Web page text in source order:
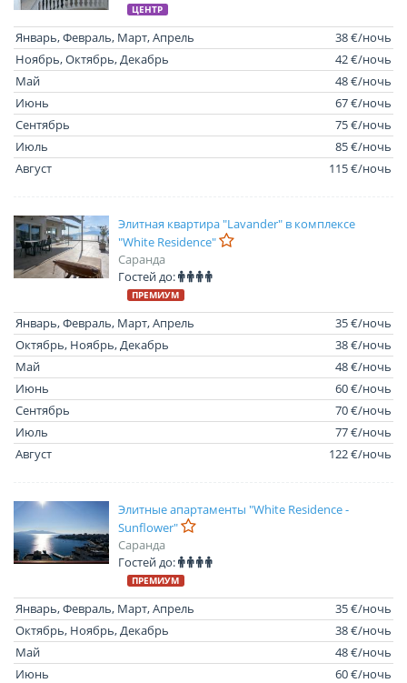
ЦЕНТР
Январь, Февраль, Март, Апрель
38 €/ночь
Ноябрь, Октябрь, Декабрь
42 €/ночь
Май
48 €/ночь
Июнь
67 €/ночь
Сентябрь
75 €/ночь
Июль
85 €/ночь
Август
115 €/ночь
Элитная квартира "Lavander" в комплексе
"White Residence"
Саранда
Гостей до:
ПРЕМИУМ
Январь, Февраль, Март, Апрель
35 €/ночь
Октябрь, Ноябрь, Декабрь
38 €/ночь
Май
48 €/ночь
Июнь
60 €/ночь
Сентябрь
70 €/ночь
Июль
77 €/ночь
Август
122 €/ночь
Элитные апартаменты "White Residence -
Sunflower"
Саранда
Гостей до:
ПРЕМИУМ
Январь, Февраль, Март, Апрель
35 €/ночь
Октябрь, Ноябрь, Декабрь
38 €/ночь
Май
48 €/ночь
Июнь
60 €/ночь